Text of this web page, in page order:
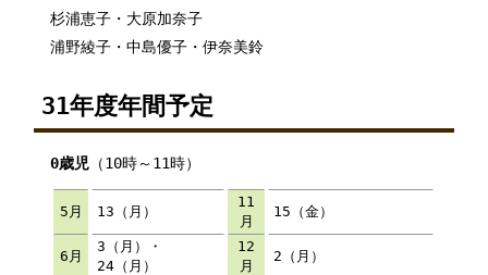
杉浦恵子・大原加奈子
浦野綾子・中島優子・伊奈美鈴
31年度年間予定
0歳児 （10時～11時）
5月 13（月）
11
月
15（金）
6月
3（月）・
24（月）
12
月
2（月）